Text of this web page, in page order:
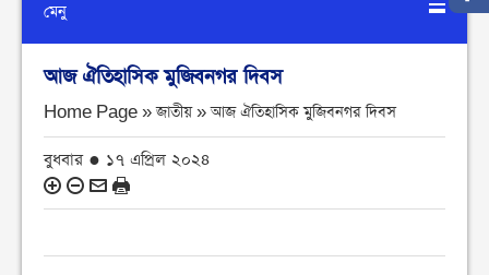
মেনু
আজ ঐতিহাসিক মুজিবনগর দিবস
Home Page » জাতীয় »আজ ঐতিহাসিক মুজিবনগর দিবস
বুধবার ● ১৭ এপ্রিল ২০২৪